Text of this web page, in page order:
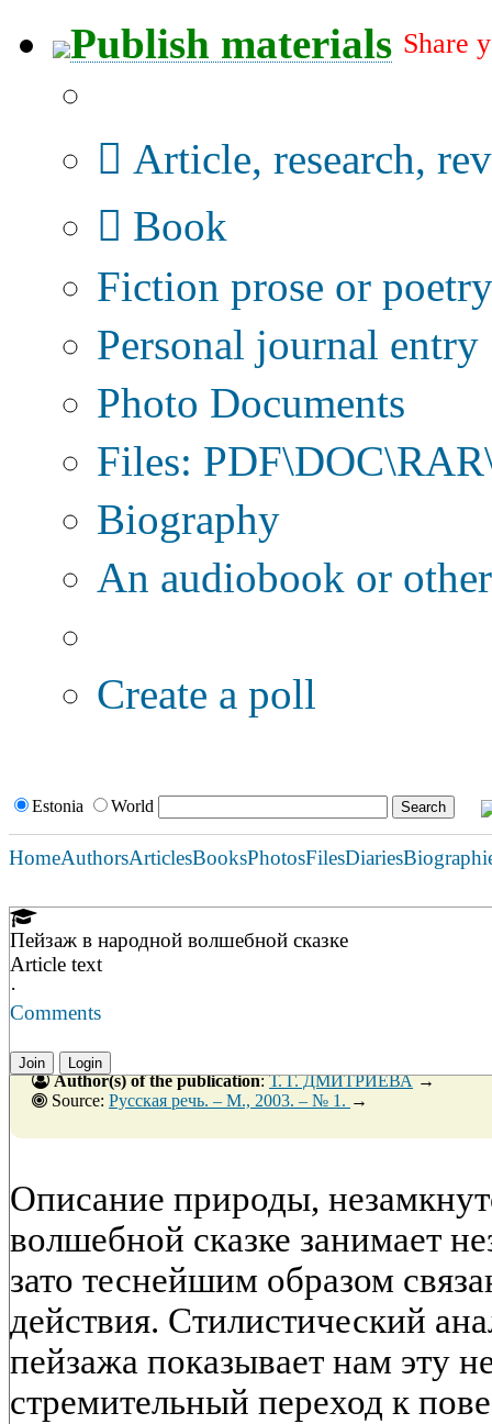
Publish materials Share
Article, research,
Book
Fiction prose or poetry
Personal journal entry
Photo Documents
Files:
Biography
An audiobook or
Create a poll
Estonia World
HomeAuthorsArticlesBooksPhotosFilesDiaries
Пейзаж в народной волшебной сказке
Article text
·
Comments
Join Login
Author(s) of the publication:Т. Г. ДМИТРИЕВА→
Source: Русская речь. – М., 2003. – № 1. →
Описание природы,
волшебной сказке занимает
зато теснейшим образом
действия. Стилистический
пейзажа показывает нам эту
стремительный переход к